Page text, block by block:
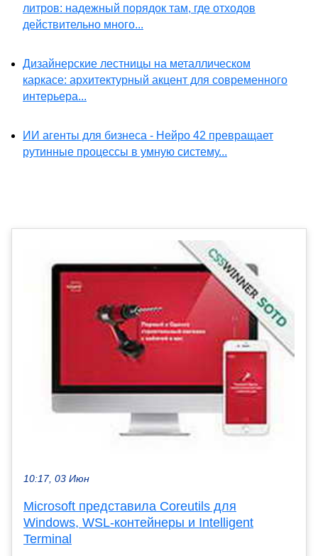
литров: надежный порядок там, где отходов
действительно много...
Дизайнерские лестницы на металлическом
каркасе: архитектурный акцент для современного
интерьера...
ИИ агенты для бизнеса - Нейро 42 превращает
рутинные процессы в умную систему...
10:17, 03 Июн
Microsoft представила Coreutils для
Windows, WSL-контейнеры и Intelligent
Terminal